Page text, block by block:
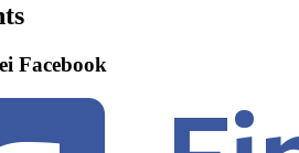
Facebook